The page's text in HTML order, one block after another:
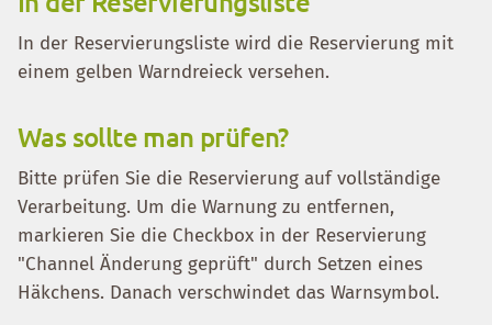
In der Reservierungsliste wird die Reservierung mit
einem gelben Warndreieck versehen.
Was sollte man prüfen?
Bitte prüfen Sie die Reservierung auf vollständige
Verarbeitung. Um die Warnung zu entfernen,
markieren Sie die Checkbox in der Reservierung
"Channel Änderung geprüft" durch Setzen eines
Häkchens. Danach verschwindet das Warnsymbol.